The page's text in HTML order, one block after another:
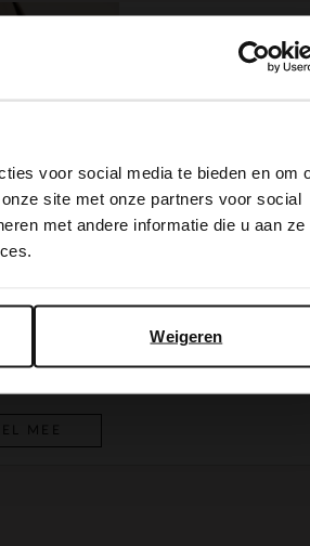
voor social media te bieden en om
site met onze partners voor social
met andere informatie die u aan ze
Weigeren
handtas
MEE
BESTEL MEE
×
like to